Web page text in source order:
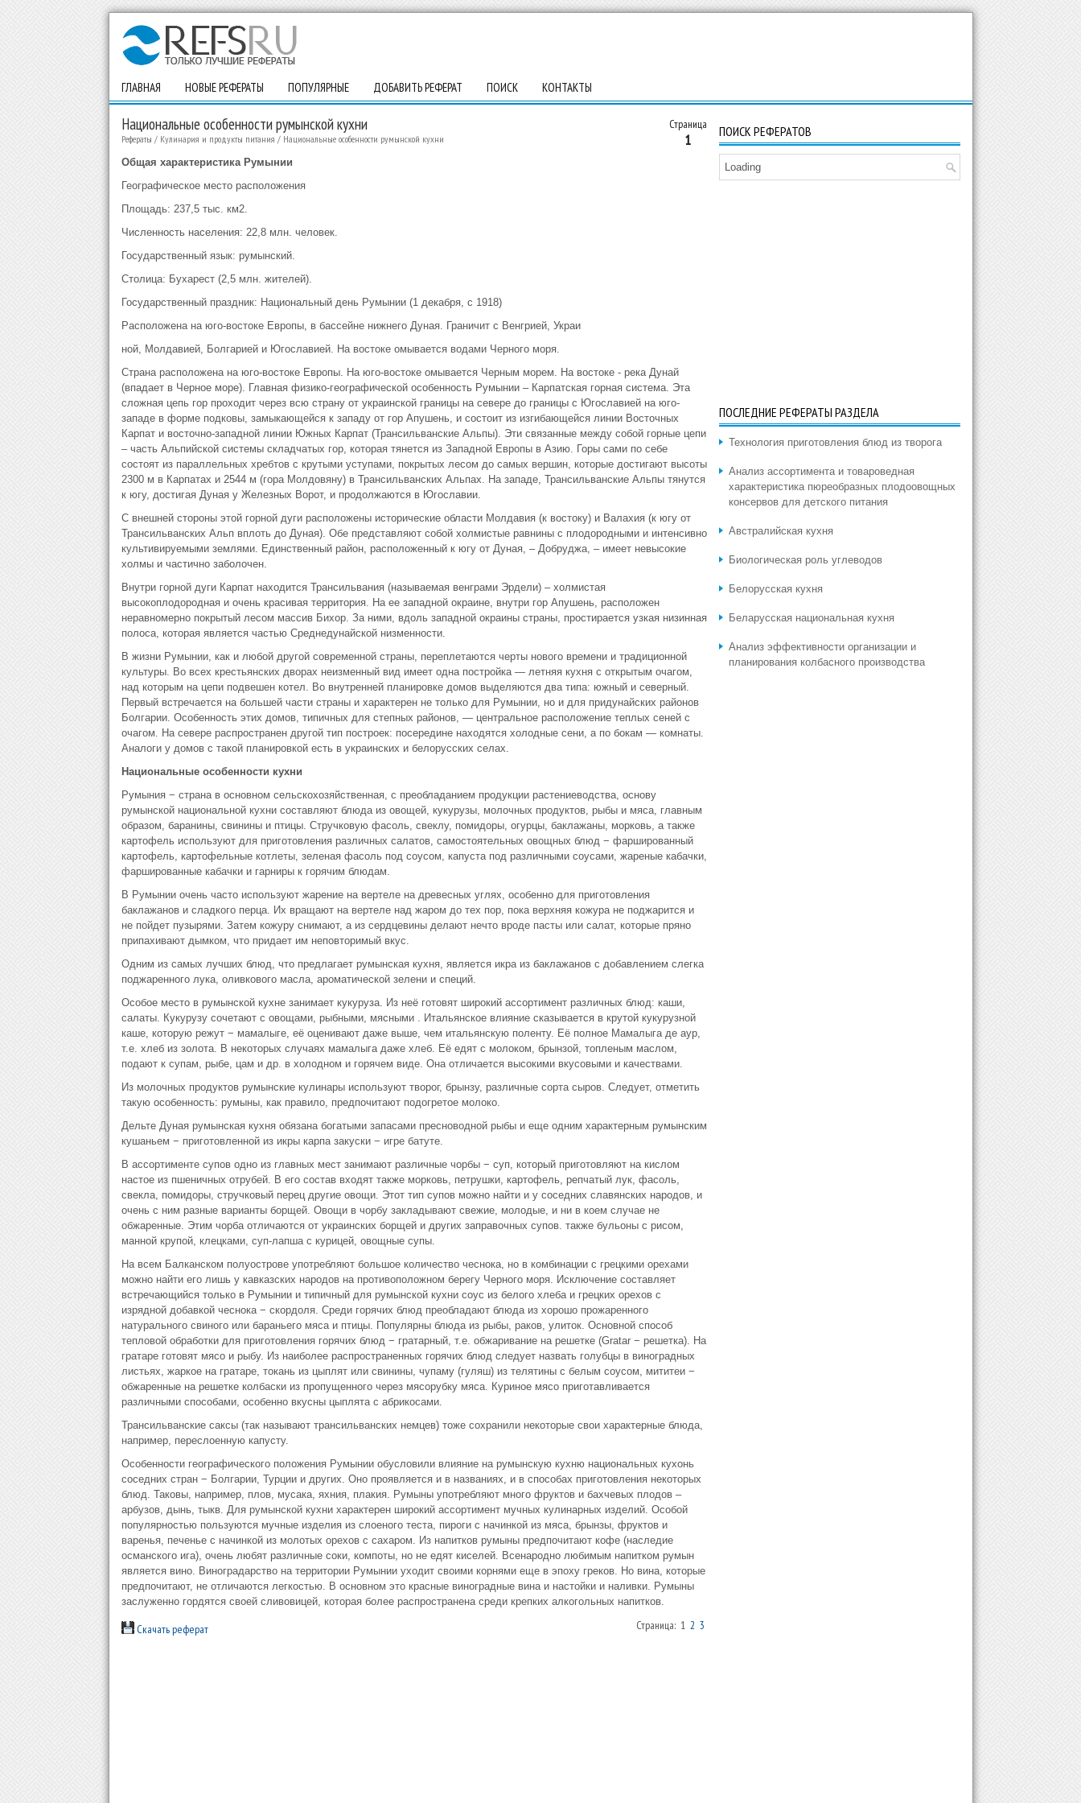
ГЛАВНАЯ НОВЫЕ РЕФЕРАТЫ ПОПУЛЯРНЫЕ ДОБАВИТЬ РЕФЕРАТ ПОИСК КОНТАКТЫ
Страница
1
Национальные особенности румынской кухни
Рефераты / Кулинария и продукты питания / Национальные особенности румынской кухни
Общая характеристика Румынии
Географическое место расположения
Площадь: 237,5 тыс. км2.
Численность населения: 22,8 млн. человек.
Государственный язык: румынский.
Столица: Бухарест (2,5 млн. жителей).
Государственный праздник: Национальный день Румынии (1 декабря, с 1918)
Расположена на юго-востоке Европы, в бассейне нижнего Дуная. Граничит с Венгрией, Украи
ной, Молдавией, Болгарией и Югославией. На востоке омывается водами Черного моря.
Страна расположена на юго-востоке Европы. На юго-востоке омывается Черным морем. На востоке - река Дунай
(впадает в Черное море). Главная физико-географической особенность Румынии – Карпатская горная система. Эта
сложная цепь гор проходит через всю страну от украинской границы на севере до границы с Югославией на юго-
западе в форме подковы, замыкающейся к западу от гор Апушень, и состоит из изгибающейся линии Восточных
Карпат и восточно-западной линии Южных Карпат (Трансильванские Альпы). Эти связанные между собой горные цепи
– часть Альпийской системы складчатых гор, которая тянется из Западной Европы в Азию. Горы сами по себе
состоят из параллельных хребтов с крутыми уступами, покрытых лесом до самых вершин, которые достигают высоты
2300 м в Карпатах и 2544 м (гора Молдовяну) в Трансильванских Альпах. На западе, Трансильванские Альпы тянутся
к югу, достигая Дуная у Железных Ворот, и продолжаются в Югославии.
С внешней стороны этой горной дуги расположены исторические области Молдавия (к востоку) и Валахия (к югу от
Трансильванских Альп вплоть до Дуная). Обе представляют собой холмистые равнины с плодородными и интенсивно
культивируемыми землями. Единственный район, расположенный к югу от Дуная, – Добруджа, – имеет невысокие
холмы и частично заболочен.
Внутри горной дуги Карпат находится Трансильвания (называемая венграми Эрдели) – холмистая
высокоплодородная и очень красивая территория. На ее западной окраине, внутри гор Апушень, расположен
неравномерно покрытый лесом массив Бихор. За ними, вдоль западной окраины страны, простирается узкая низинная
полоса, которая является частью Среднедунайской низменности.
В жизни Румынии, как и любой другой современной страны, переплетаются черты нового времени и традиционной
культуры. Во всех крестьянских дворах неизменный вид имеет одна постройка — летняя кухня с открытым очагом,
над которым на цепи подвешен котел. Во внутренней планировке домов выделяются два типа: южный и северный.
Первый встречается на большей части страны и характерен не только для Румынии, но и для придунайских районов
Болгарии. Особенность этих домов, типичных для степных районов, — центральное расположение теплых сеней с
очагом. На севере распространен другой тип построек: посередине находятся холодные сени, а по бокам — комнаты.
Аналоги у домов с такой планировкой есть в украинских и белорусских селах.
Национальные особенности кухни
Румыния − страна в основном сельскохозяйственная, с преобладанием продукции растениеводства, основу
румынской национальной кухни составляют блюда из овощей, кукурузы, молочных продуктов, рыбы и мяса, главным
образом, баранины, свинины и птицы. Стручковую фасоль, свеклу, помидоры, огурцы, баклажаны, морковь, а также
картофель используют для приготовления различных салатов, самостоятельных овощных блюд − фаршированный
картофель, картофельные котлеты, зеленая фасоль под соусом, капуста под различными соусами, жареные кабачки,
фаршированные кабачки и гарниры к горячим блюдам.
В Румынии очень часто используют жарение на вертеле на древесных углях, особенно для приготовления
баклажанов и сладкого перца. Их вращают на вертеле над жаром до тех пор, пока верхняя кожура не поджарится и
не пойдет пузырями. Затем кожуру снимают, а из сердцевины делают нечто вроде пасты или салат, которые пряно
припахивают дымком, что придает им неповторимый вкус.
Одним из самых лучших блюд, что предлагает румынская кухня, является икра из баклажанов с добавлением слегка
поджаренного лука, оливкового масла, ароматической зелени и специй.
Особое место в румынской кухне занимает кукуруза. Из неё готовят широкий ассортимент различных блюд: каши,
салаты. Кукурузу сочетают с овощами, рыбными, мясными . Итальянское влияние сказывается в крутой кукурузной
каше, которую режут − мамалыге, её оценивают даже выше, чем итальянскую поленту. Её полное Мамалыга де аур,
т.е. хлеб из золота. В некоторых случаях мамалыга даже хлеб. Её едят с молоком, брынзой, топленым маслом,
подают к супам, рыбе, цам и др. в холодном и горячем виде. Она отличается высокими вкусовыми и качествами.
Из молочных продуктов румынские кулинары используют творог, брынзу, различные сорта сыров. Следует, отметить
такую особенность: румыны, как правило, предпочитают подогретое молоко.
Дельте Дуная румынская кухня обязана богатыми запасами пресноводной рыбы и еще одним характерным румынским
кушаньем − приготовленной из икры карпа закуски − игре батуте.
В ассортименте супов одно из главных мест занимают различные чорбы − суп, который приготовляют на кислом
настое из пшеничных отрубей. В его состав входят также морковь, петрушки, картофель, репчатый лук, фасоль,
свекла, помидоры, стручковый перец другие овощи. Этот тип супов можно найти и у соседних славянских народов, и
очень с ним разные варианты борщей. Овощи в чорбу закладывают свежие, молодые, и ни в коем случае не
обжаренные. Этим чорба отличаются от украинских борщей и других заправочных супов. также бульоны с рисом,
манной крупой, клецками, суп-лапша с курицей, овощные супы.
На всем Балканском полуострове употребляют большое количество чеснока, но в комбинации с грецкими орехами
можно найти его лишь у кавказских народов на противоположном берегу Черного моря. Исключение составляет
встречающийся только в Румынии и типичный для румынской кухни соус из белого хлеба и грецких орехов с
изрядной добавкой чеснока − скордоля. Среди горячих блюд преобладают блюда из хорошо прожаренного
натурального свиного или бараньего мяса и птицы. Популярны блюда из рыбы, раков, улиток. Основной способ
тепловой обработки для приготовления горячих блюд − гратарный, т.е. обжаривание на решетке (Gratar − решетка). На
гратаре готовят мясо и рыбу. Из наиболее распространенных горячих блюд следует назвать голубцы в виноградных
листьях, жаркое на гратаре, токань из цыплят или свинины, чупаму (гуляш) из телятины с белым соусом, мититеи −
обжаренные на решетке колбаски из пропущенного через мя­сорубку мяса. Куриное мясо приготавливается
различными способами, особенно вкусны цыплята с абрикосами.
Трансильванские саксы (так называют трансильванских немцев) тоже сохранили некоторые свои характерные блюда,
например, переслоенную капусту.
Особенности географического положения Румынии обусловили влияние на румынскую кухню национальных кухонь
соседних стран − Болгарии, Турции и других. Оно проявляется и в названиях, и в способах приготовления некоторых
блюд. Таковы, например, плов, мусака, яхния, плакия. Румыны употребляют много фруктов и бахчевых плодов –
арбузов, дынь, тыкв. Для румынской кухни характерен широкий ассортимент мучных кулинарных изделий. Особой
популярностью пользуются мучные изделия из слоеного теста, пироги с начинкой из мяса, брынзы, фруктов и
варенья, печенье с начинкой из молотых орехов с сахаром. Из напитков румыны предпочитают кофе (наследие
османского ига), очень любят различные соки, компоты, но не едят киселей. Всенародно любимым напитком румын
является вино. Виноградарство на территории Румынии уходит своими корнями еще в эпоху греков. Но вина, которые
предпочитают, не отличаются легкостью. В основном это красные виноградные вина и настойки и наливки. Румыны
заслуженно гордятся своей сливовицей, которая более распространена среди крепких алкогольных напитков.
Скачать реферат Страница: 1 2 3
ПОИСК РЕФЕРАТОВ
Loading
ПОСЛЕДНИЕ РЕФЕРАТЫ РАЗДЕЛА
Технология приготовления блюд из творога
Анализ ассортимента и товароведная
характеристика пюреобразных плодоовощных
консервов для детского питания
Австралийская кухня
Биологическая роль углеводов
Белорусская кухня
Беларусская национальная кухня
Анализ эффективности организации и
планирования колбасного производства